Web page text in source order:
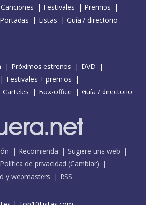
Canciones Festivales
Premios
Portadas Listas Guía / directorio
Próximos estrenos
DVD
Festivales + premios
Carteles Box-office Guía / directorio
Recomienda
Sugiere una web
Política de privacidad (Cambiar)
y webmasters RSS